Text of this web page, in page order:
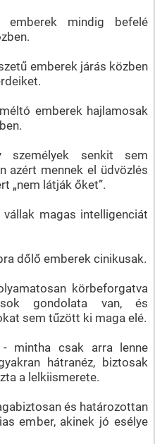
mindig befelé
emberek járás közben
emberek hajlamosak
személyek senkit sem
azért mennek el üdvözlés
„nem látják őket”.
magas intelligenciát
dőlő emberek cinikusak.
körbeforgatva
gondolata van, és
sem tűzött ki maga elé.
mintha csak arra lenne
hátranéz, biztosak
a lelkiismerete.
és határozottan
ember, akinek jó esélye